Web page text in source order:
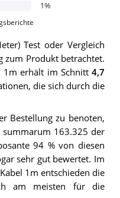
1%
Test oder Vergleich
zum Produkt betrachtet.
1m erhält im Schnitt 4,7
die sich durch die
Bestellung zu benoten,
163.325 der
94 % von diesen
sehr gut bewertet. Im
1m entschieden die
am meisten für die